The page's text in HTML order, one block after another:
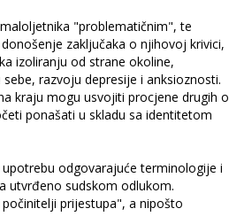
"problematičnim", te
zaključaka o njihovoj krivici,
izoliranju od strane okoline,
razvoju depresije i anksioznosti.
kraju mogu usvojiti procjene drugih o
ponašati u skladu sa identitetom
odgovarajuće terminologije i
utvrđeno sudskom odlukom.
prijestupa", a nipošto